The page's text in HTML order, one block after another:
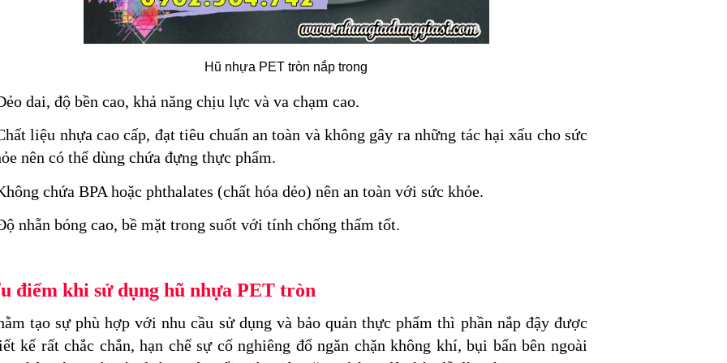
Hũ nhựa PET tròn nắp trong
dai, độ bền cao, khả năng chịu lực và va chạm cao.
liệu nhựa cao cấp, đạt tiêu chuẩn an toàn và không gây ra những tác hại xấu cho sức
nên có thể dùng chứa đựng thực phẩm.
chứa BPA hoặc phthalates (chất hóa dẻo) nên an toàn với sức khỏe.
nhẵn bóng cao, bề mặt trong suốt với tính chống thấm tốt.
điểm khi sử dụng hũ nhựa PET tròn
tạo sự phù hợp với nhu cầu sử dụng và bảo quản thực phẩm thì phần nắp đậy được
kế rất chắc chắn, hạn chế sự cố nghiêng đổ ngăn chặn không khí, bụi bẩn bên ngoài